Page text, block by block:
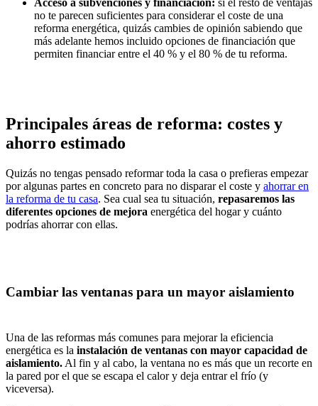
Acceso a subvenciones y financiación: si el resto de ventajas
no te parecen suficientes para considerar el coste de una
reforma energética, quizás cambies de opinión sabiendo que
más adelante hemos incluido opciones de financiación que
permiten financiar entre el 40 % y el 80 % de tu reforma.
Principales áreas de reforma: costes y
ahorro estimado
Quizás no tengas pensado reformar toda la casa o prefieras empezar
por algunas partes en concreto para no disparar el coste y ahorrar en
la reforma de tu casa. Sea cual sea tu situación, repasaremos las
diferentes opciones de mejora energética del hogar y cuánto
podrías ahorrar con ellas.
Cambiar las ventanas para un mayor aislamiento
Una de las reformas más comunes para mejorar la eficiencia
energética es la instalación de ventanas con mayor capacidad de
aislamiento. Al fin y al cabo, la ventana no es más que un recorte en
la pared por el que se escapa el calor y deja entrar el frío (y
viceversa).